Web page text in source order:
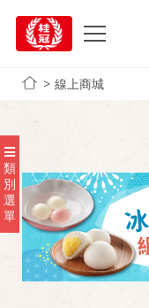
線上商城
類
別
選
單